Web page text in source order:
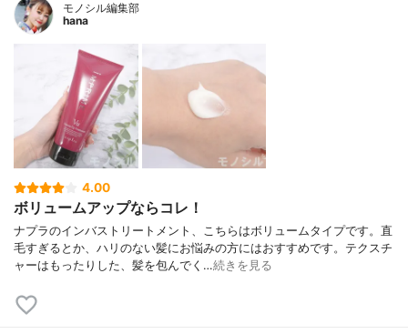
モノシル編集部
hana
4.00
ボリュームアップならコレ！
ナプラのインバストリートメント、こちらはボリュームタイプです。直
毛すぎるとか、ハリのない髪にお悩みの方にはおすすめです。テクスチ
ャーはもったりした、髪を包んでく…続きを見る